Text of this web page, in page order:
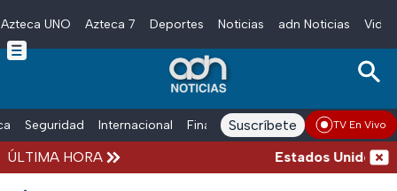
Skip to main content
Azteca UNO Azteca 7 Deportes Noticias adn Noticias
Seguridad Internacional Finanzas adn Noticias Radio
Suscríbete TV En Vivo
ÚLTIMA HORA Estados Unidos